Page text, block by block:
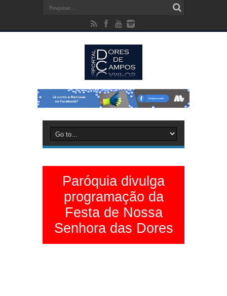
Paróquia divulga
programação da
Festa de Nossa
Senhora das Dores